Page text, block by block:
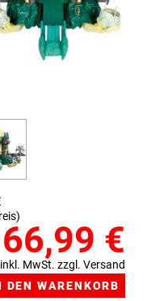
66,99 €
inkl. MwSt. zzgl. Versand